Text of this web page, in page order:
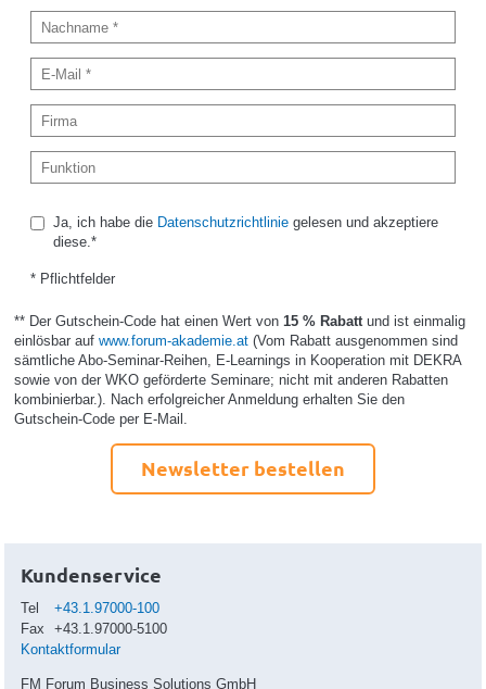
Ja, ich habe die Datenschutzrichtliniegelesen und akzeptiere
diese.*
* Pflichtfelder
** Der Gutschein-Code hat einen Wert von 15 % Rabatt und ist einmalig
einlösbar auf www.forum-akademie.at(Vom Rabatt ausgenommen sind
sämtliche Abo-Seminar-Reihen, E-Learnings in Kooperation mit DEKRA
sowie von der WKO geförderte Seminare; nicht mit anderen Rabatten
kombinierbar.). Nach erfolgreicher Anmeldung erhalten Sie den
Gutschein-Code per E-Mail.
Newsletter bestellen
Kundenservice
Tel
+43.1.97000-100
Fax
+43.1.97000-5100
Kontaktformular
FM Forum Business Solutions GmbH